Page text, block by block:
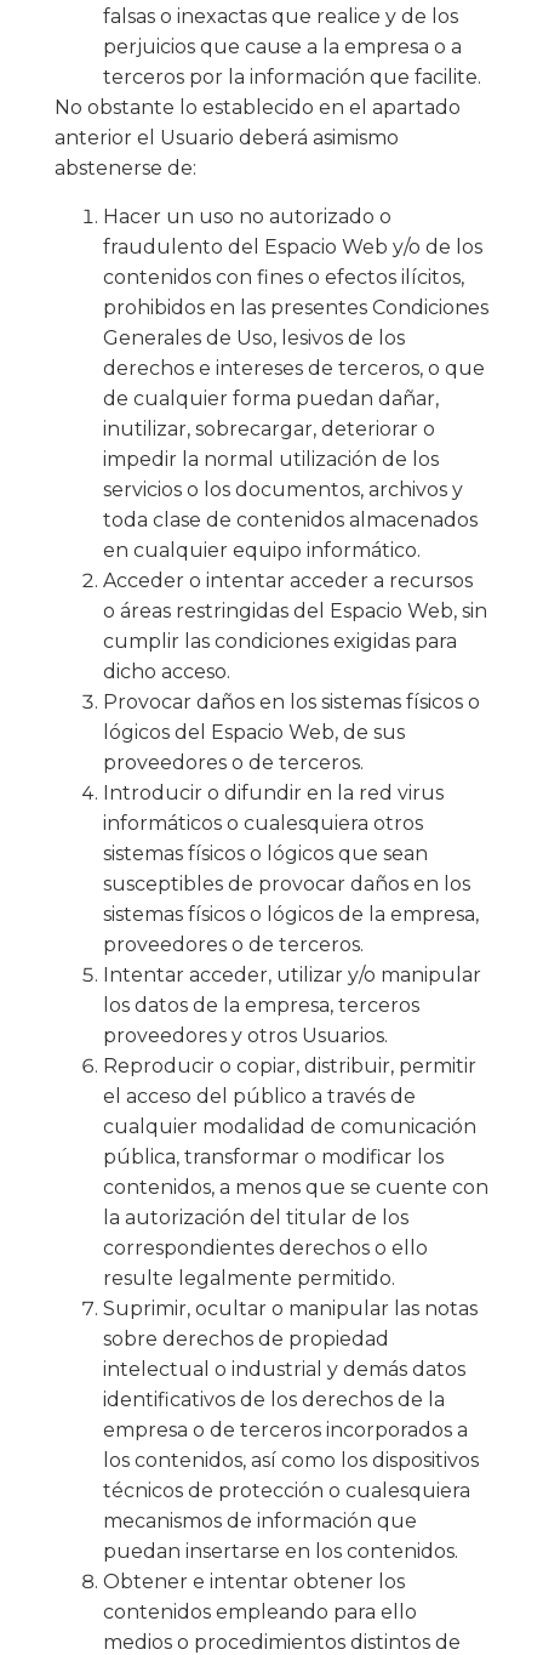
falsas o inexactas que realice y de los
perjuicios que cause a la empresa o a
terceros por la información que facilite.
No obstante lo establecido en el apartado
anterior el Usuario deberá asimismo
abstenerse de:
Hacer un uso no autorizado o
fraudulento del Espacio Web y/o de los
contenidos con fines o efectos ilícitos,
prohibidos en las presentes Condiciones
Generales de Uso, lesivos de los
derechos e intereses de terceros, o que
de cualquier forma puedan dañar,
inutilizar, sobrecargar, deteriorar o
impedir la normal utilización de los
servicios o los documentos, archivos y
toda clase de contenidos almacenados
en cualquier equipo informático.
Acceder o intentar acceder a recursos
o áreas restringidas del Espacio Web, sin
cumplir las condiciones exigidas para
dicho acceso.
Provocar daños en los sistemas físicos o
lógicos del Espacio Web, de sus
proveedores o de terceros.
Introducir o difundir en la red virus
informáticos o cualesquiera otros
sistemas físicos o lógicos que sean
susceptibles de provocar daños en los
sistemas físicos o lógicos de la empresa,
proveedores o de terceros.
Intentar acceder, utilizar y/o manipular
los datos de la empresa, terceros
proveedores y otros Usuarios.
Reproducir o copiar, distribuir, permitir
el acceso del público a través de
cualquier modalidad de comunicación
pública, transformar o modificar los
contenidos, a menos que se cuente con
la autorización del titular de los
correspondientes derechos o ello
resulte legalmente permitido.
Suprimir, ocultar o manipular las notas
sobre derechos de propiedad
intelectual o industrial y demás datos
identificativos de los derechos de la
empresa o de terceros incorporados a
los contenidos, así como los dispositivos
técnicos de protección o cualesquiera
mecanismos de información que
puedan insertarse en los contenidos.
Obtener e intentar obtener los
contenidos empleando para ello
medios o procedimientos distintos de